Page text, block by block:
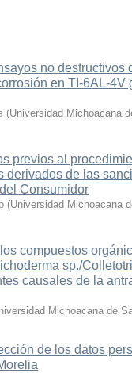
no destructivos
en TI-6AL-4V
(Universidad Michoacana
previos al
derivados de las
Consumidor
(Universidad Michoacana
compuestos
sp./
causales de la
Michoacana de
de los datos